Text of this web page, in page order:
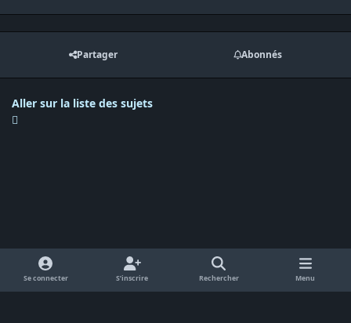
Partager Abonnés
Aller sur la liste des sujets
Se connecter S’inscrire Rechercher Menu